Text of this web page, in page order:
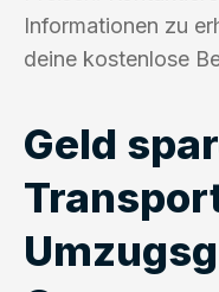
Informationen zu
deine kostenlose
Geld